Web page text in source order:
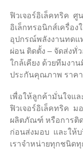
ฟิวเจอร์อิเล็คทริค ศู
อิเล็กทรอนิกส์เครื่อ
อุปกรณ์พลังงานทดแ
ผ่อน ติดตั้ง – จัดส่งทั่
ใกล้เคียง ด้วยทีมงา
ประกันคุณภาพ ราค
เพื่อให้ลูกค้ามั่นใจแ
ฟิวเจอร์อิเล็คทริค
ผลิตภัณฑ์ หรือการติ
ก่อนส่งมอบ และให้
เราจำหน่ายทุกชนิด